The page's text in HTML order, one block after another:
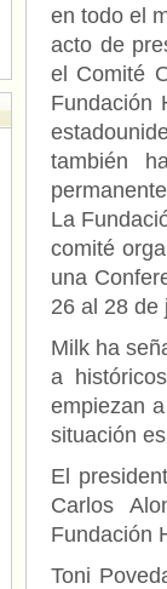
en todo el
acto de
el Comité
Fundación
también
La
comité
una
26 al 28 de
Milk ha
a
empiezan
situación
El
Carlos
Fundación
Toni